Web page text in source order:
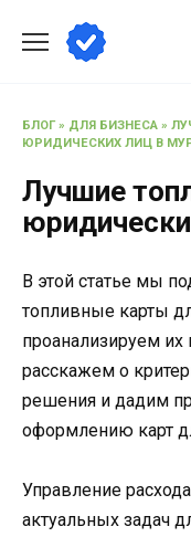
содержанию
БЛОГ» ДЛЯ БИЗНЕСА »
ЮРИДИЧЕСКИХ ЛИЦ В
Лучшие
В этой статье мы
топливные карты
проанализируем их
расскажем о
решения и дадим
оформлению карт
Управление
актуальных задач